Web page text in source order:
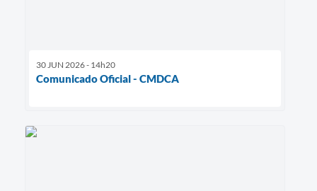
30 JUN 2026 - 14h20
Comunicado Oficial - CMDCA